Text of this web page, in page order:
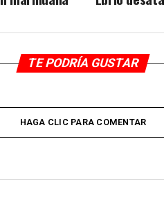
TE PODRÍA GUSTAR
HAGA CLIC PARA COMENTAR